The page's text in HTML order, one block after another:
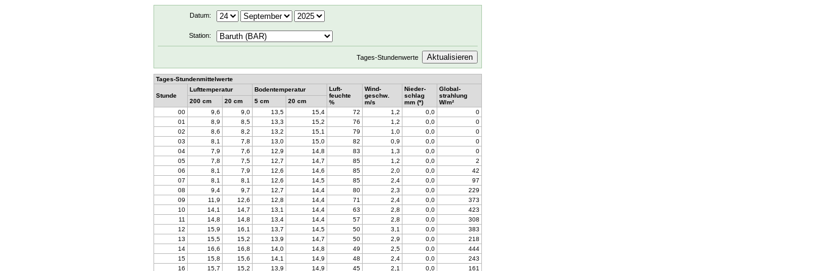
Datum:
Station:
Tages-Stundenwerte
Tages-Stundenmittelwerte
Stunde
Lufttemperatur Bodentemperatur
Luft-
feuchte
%
Wind-
geschw.
m/s
Nieder-
schlag
mm (*)
Global-
strahlung
W/m²
200 cm 20 cm 5 cm
20 cm
00
9,6 9,0 13,5 15,4 72 1,2 0,0
0
01
8,9 8,5 13,3 15,2 76 1,2 0,0
0
02
8,6 8,2 13,2 15,1 79 1,0 0,0
0
03
8,1 7,8 13,0 15,0 82 0,9 0,0
0
04
7,9 7,6 12,9 14,8 83 1,3 0,0
0
05
7,8 7,5 12,7 14,7 85 1,2 0,0
2
06
8,1 7,9 12,6 14,6 85 2,0 0,0
42
07
8,1 8,1 12,6 14,5 85 2,4 0,0
97
08
9,4 9,7 12,7 14,4 80 2,3 0,0
229
09
11,9 12,6 12,8 14,4 71 2,4 0,0
373
10
14,1 14,7 13,1 14,4 63 2,8 0,0
423
11
14,8 14,8 13,4 14,4 57 2,8 0,0
308
12
15,9 16,1 13,7 14,5 50 3,1 0,0
383
13
15,5 15,2 13,9 14,7 50 2,9 0,0
218
14
16,6 16,8 14,0 14,8 49 2,5 0,0
444
15
15,8 15,6 14,1 14,9 48 2,4 0,0
243
16
15,7 15,2 13,9 14,9 45 2,1 0,0 161